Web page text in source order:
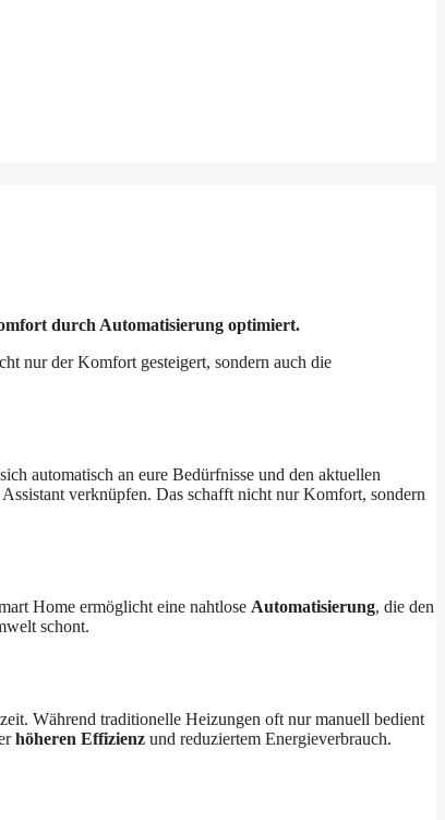
durch Automatisierung optimiert.
nur der Komfort gesteigert, sondern auch die
automatisch an eure Bedürfnisse und den aktuellen
verknüpfen. Das schafft nicht nur Komfort, sondern
Home ermöglicht eine nahtlose Automatisierung, die den
schont.
Während traditionelle Heizungen oft nur manuell bedient
höheren Effizienz und reduziertem Energieverbrauch.